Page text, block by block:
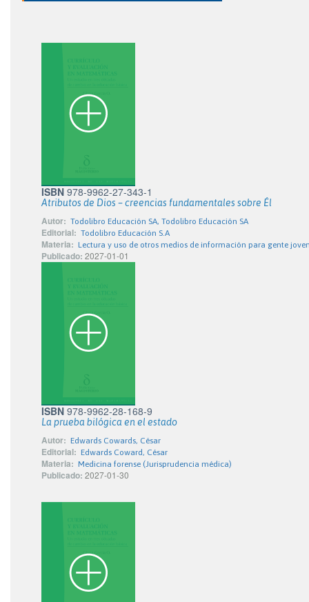
ISBN 978-9962-27-343-1
Atributos de Dios – creencias fundamentales sobre Él
Autor: Todolibro Educación SA, Todolibro Educación SA
Editorial: Todolibro Educación S.A
Materia: Lectura y uso de otros medios de información para gente
Publicado: 2027-01-01
ISBN 978-9962-28-168-9
La prueba bilógica en el estado
Autor: Edwards Cowards, César
Editorial: Edwards Coward, César
Materia: Medicina forense (Jurisprudencia médica)
Publicado: 2027-01-30